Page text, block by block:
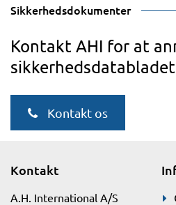
Sikkerhedsdokumenter
Kontakt AHI for at
Kontakt os
Kontakt
A.H. International A/S